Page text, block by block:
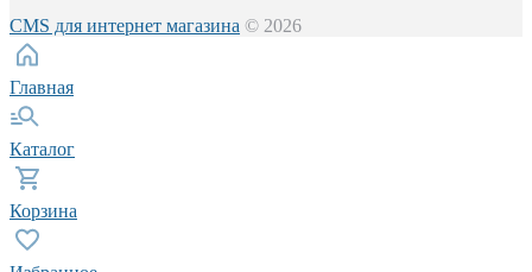
CMS для интернет магазина © 2026
Главная
Каталог
Корзина